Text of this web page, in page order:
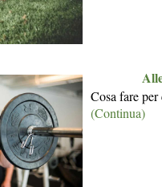
Cosa fare per
(Continua)